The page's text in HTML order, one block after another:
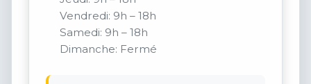
Vendredi: 9h – 18h
Samedi: 9h – 18h
Dimanche: Fermé